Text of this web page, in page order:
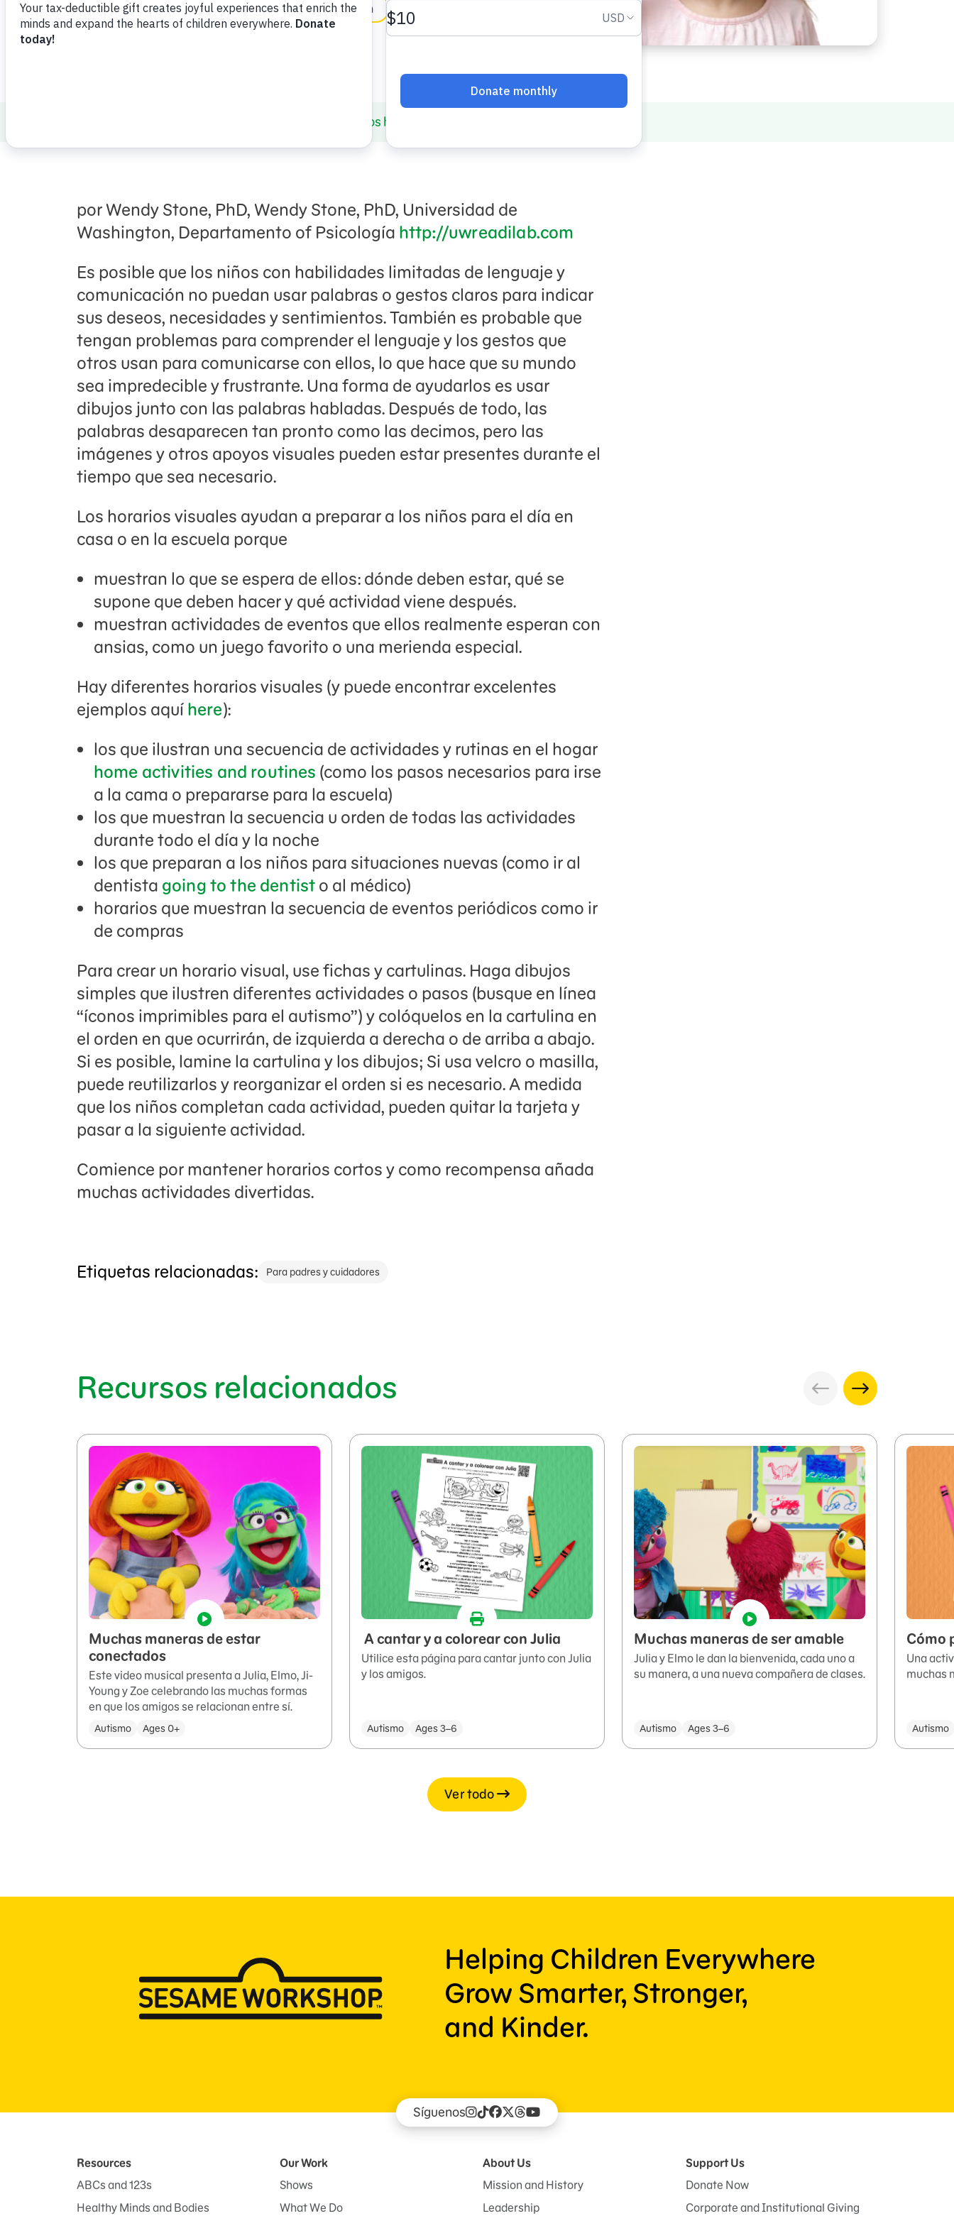
Compartir Agregar favorito in English
Cómo usar los horarios visuales
por Wendy Stone, PhD, Wendy Stone, PhD, Universidad de
Washington, Departamento of Psicología http://uwreadilab.com
Es posible que los niños con habilidades limitadas de lenguaje y
comunicación no puedan usar palabras o gestos claros para indicar
sus deseos, necesidades y sentimientos. También es probable que
tengan problemas para comprender el lenguaje y los gestos que
otros usan para comunicarse con ellos, lo que hace que su mundo
sea impredecible y frustrante. Una forma de ayudarlos es usar
dibujos junto con las palabras habladas. Después de todo, las
palabras desaparecen tan pronto como las decimos, pero las
imágenes y otros apoyos visuales pueden estar presentes durante el
tiempo que sea necesario.
Los horarios visuales ayudan a preparar a los niños para el día en
casa o en la escuela porque
muestran lo que se espera de ellos: dónde deben estar, qué se
supone que deben hacer y qué actividad viene después.
muestran actividades de eventos que ellos realmente esperan con
ansias, como un juego favorito o una merienda especial.
Hay diferentes horarios visuales (y puede encontrar excelentes
ejemplos aquíhere):
los que ilustran una secuencia de actividades y rutinas en el hogar
home activities and routines (como los pasos necesarios para irse
a la cama o prepararse para la escuela)
los que muestran la secuencia u orden de todas las actividades
durante todo el día y la noche
los que preparan a los niños para situaciones nuevas (como ir al
dentista going to the dentisto al médico)
horarios que muestran la secuencia de eventos periódicos como ir
de compras
Para crear un horario visual, use fichas y cartulinas. Haga dibujos
simples que ilustren diferentes actividades o pasos (busque en línea
“íconos imprimibles para el autismo”) y colóquelos en la cartulina en
el orden en que ocurrirán, de izquierda a derecha o de arriba a abajo.
Si es posible, lamine la cartulina y los dibujos; Si usa velcro o masilla,
puede reutilizarlos y reorganizar el orden si es necesario. A medida
que los niños completan cada actividad, pueden quitar la tarjeta y
pasar a la siguiente actividad.
Comience por mantener horarios cortos y como recompensa añada
muchas actividades divertidas.
Etiquetas relacionadas: Para padres y cuidadores
Recursos relacionados
Muchas maneras de estar
conectados
Este video musical presenta a Julia, Elmo, Ji-
Young y Zoe celebrando las muchas formas
en que los amigos se relacionan entre sí.
Autismo Ages 0+
A cantar y a colorear con Julia
Utilice esta página para cantar junto con Julia
y los amigos.
Autismo Ages 3–6
Muchas maneras de ser amable
Julia y Elmo le dan la bienvenida, cada uno a
su manera, a una nueva compañera de clases.
Autismo Ages 3–6
Cómo
Una
muchas
Autismo
Ver todo
Helping Children Everywhere
Grow Smarter, Stronger,
and Kinder.
Síguenos
Resources
ABCs and 123s
Healthy Minds and Bodies
Our Work
Shows
What We Do
About Us
Mission and History
Leadership
Support Us
Donate Now
Corporate and Institutional Giving